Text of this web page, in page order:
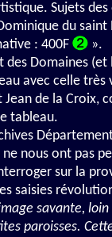
Sujets
du
: 400F
».
des Domaines
avec celle très
Jean de la
tableau.
ne nous ont pas
sur la
saisies
savante,
paroisses.